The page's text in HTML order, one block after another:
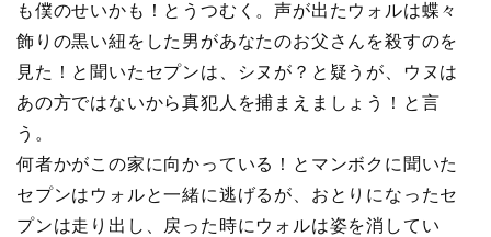
も僕のせいかも！とうつむく。声が出たウォルは蝶々
飾りの黒い紐をした男があなたのお父さんを殺すのを
見た！と聞いたセプンは、シヌが？と疑うが、ウヌは
あの方ではないから真犯人を捕まえましょう！と言
う。
何者かがこの家に向かっている！とマンボクに聞いた
セプンはウォルと一緒に逃げるが、おとりになったセ
プンは走り出し、戻った時にウォルは姿を消してい